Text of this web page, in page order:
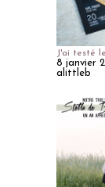
J'ai testé
8 janvier
alittleb